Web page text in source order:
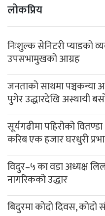
लोकप्रिय
निःशुल्क सेनिटरी प्याडको
उपसभामुखको आग्रह
जनताको साथमा पञ्चकन्या
पुगेर उद्धारदेखि अस्थायी
सूर्यगढीमा पहिरोको
करिब एक हजार घरधुरी
विदुर–५ का वडा अध्यक्ष
नागरिकको उद्धार
बिदुरमा कोदो दिवस, कोदो